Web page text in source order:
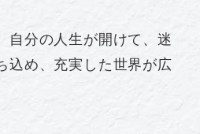
自分の人生が開けて、迷
込め、充実した世界が広